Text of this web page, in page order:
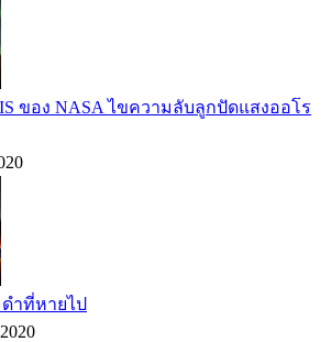
ของ NASA ไขความลับลูกปัดแสงออโร
ำที่หายไป